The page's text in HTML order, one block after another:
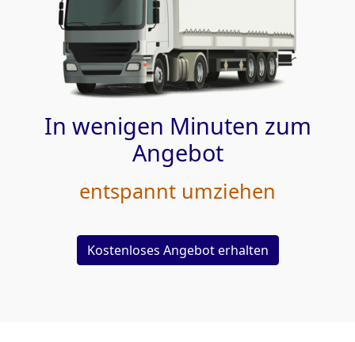
In wenigen Minuten zum
Angebot
entspannt umziehen
Kostenloses Angebot erhalten